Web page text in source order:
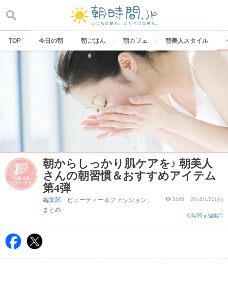
content
TOP 今日の朝 朝ごはん 朝カフェ 朝美人スタイル
朝からしっかり肌ケアを♪ 朝美人
さんの朝習慣＆おすすめアイテム
第4弾
3185 2016/1/20(水)
朝時間.jp編集部
編集部「ビューティー＆ファッション」
まとめ